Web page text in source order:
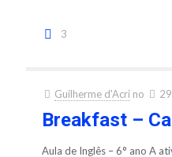
3
Guilherme d'Acri no
Breakfast –
Aula de Inglês – 6° ano A